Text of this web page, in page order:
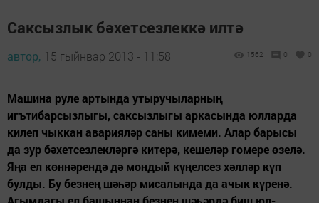
Саксызлык бәхетсезлеккә илтә
автор, 15 гыйнвар 2013 - 11:58 1562 0 0
Машина руле артында утыручыларның
игътибарсызлыгы, саксызлыгы аркасында юлларда
килеп чыккан аварияләр саны кимеми. Алар барысы
да зур бәхетсезлекләргә китерә, кешеләр гомере өзелә.
Яңа ел көннәрендә дә мондый күңелсез хәлләр күп
булды. Бу безнең шәһәр мисалында да ачык күренә.